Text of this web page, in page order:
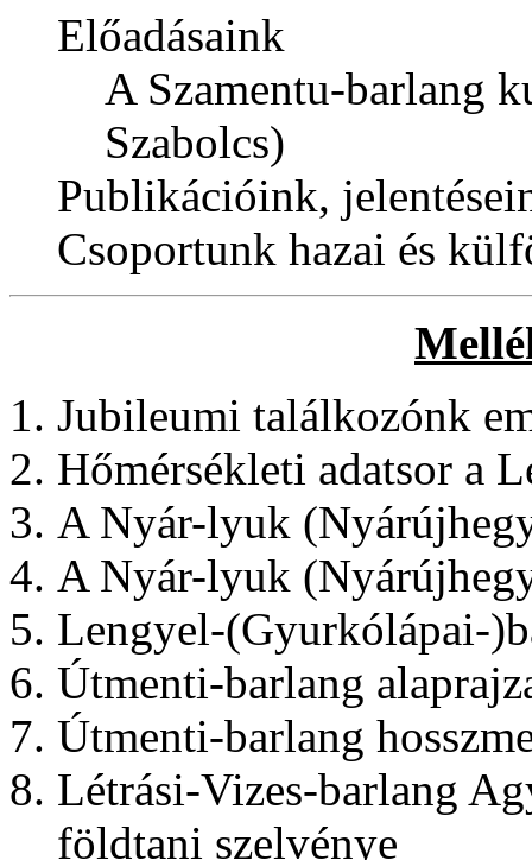
Előadásaink
A Szamentu-barlang
Szabolcs)
Publikációink,
Csoportunk hazai és
Jubileumi találkozónk
Hőmérsékleti adatsor a
A Nyár-lyuk
A Nyár-lyuk
Lengyel-(Gyurkólápai-
Útmenti-barlang
Útmenti-barlang
Létrási-Vizes-barlang
földtani szelvénye